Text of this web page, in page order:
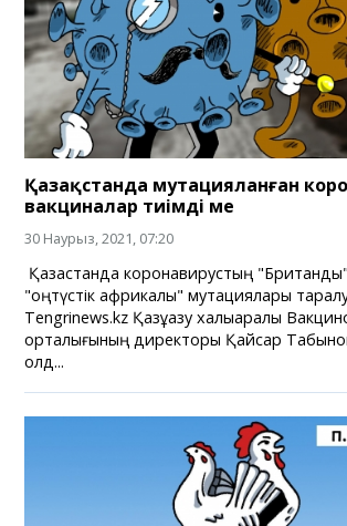
Қазақстанда мутацияланған
вакциналар тиімді ме
30 Наурыз, 2021, 07:20
Қазақстанда коронавирустың
"оңтүстік африкалық" мутациялары
Tengrinews.kz Қазұазу халықаралық
орталығының директоры Қайсар
қолд...